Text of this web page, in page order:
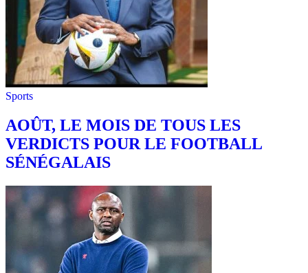
Sports
AOÛT, LE MOIS DE TOUS LES
VERDICTS POUR LE FOOTBALL
SÉNÉGALAIS